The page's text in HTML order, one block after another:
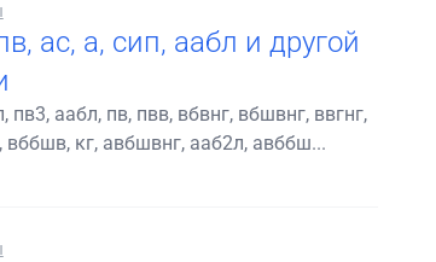
ас, а, сип, аабл и другой
пв3, аабл, пв, пвв, вбвнг, вбшвнг, ввгнг,
вббшв, кг, авбшвнг, ааб2л, авббш...